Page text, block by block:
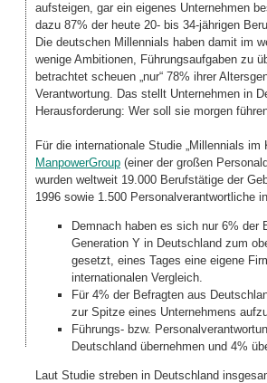
aufsteigen, gar ein ei­genes Unternehmen
dazu 87% der heute 20- bis 34-jäh­rigen
Die deutschen Millennials haben damit im
wenige Ambitionen, Führungsaufga­ben zu
betrachtet scheuen „nur“ 78% ihrer
Verantwortung. Das stellt Unternehmen in
Herausforde­rung: Wer soll sie mor­gen
Für die internationale Studie „Millennials im
ManpowerGroup (einer der großen
wurden weltweit 19.000 Be­rufstätige der
1996 sowie 1.500 Personalverant­wortliche
Demnach haben es sich nur 6% der
Generation Y in Deutschland zum
gesetzt, eines Tages eine eigene
internationalen Vergleich.
Für 4% der Befragten aus
zur Spitze eines Unternehmens
Führungs- bzw.
Deutschland übernehmen und 4%
Laut Studie streben in Deutschland